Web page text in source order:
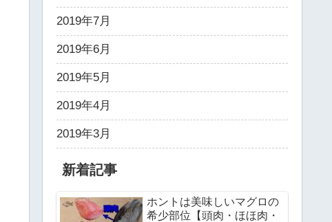
2019年7月
2019年6月
2019年5月
2019年4月
2019年3月
新着記事
ホントは美味しいマグロの
希少部位【頭肉・ほほ肉・